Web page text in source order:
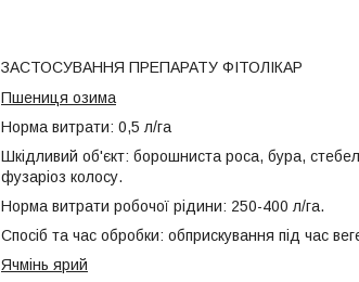
ЗАСТОСУВАННЯ ПРЕПАРАТУ ФІТОЛІКАР
Пшениця озима
Норма витрати: 0,5 л/га
Шкідливий об'єкт: борошниста роса, бура,
фузаріоз колосу.
Норма витрати робочої рідини: 250-400 л/га.
Спосіб та час обробки: обприскування під час
Ячмінь ярий